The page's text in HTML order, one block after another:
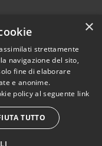
© 2026 • Comune di
Pellegrino Terme •
byMunicipium
Accesso redazione
×
strettamente
navigazione del sito,
fine di elaborare
e anonime.
policy al seguente link
TUTTO